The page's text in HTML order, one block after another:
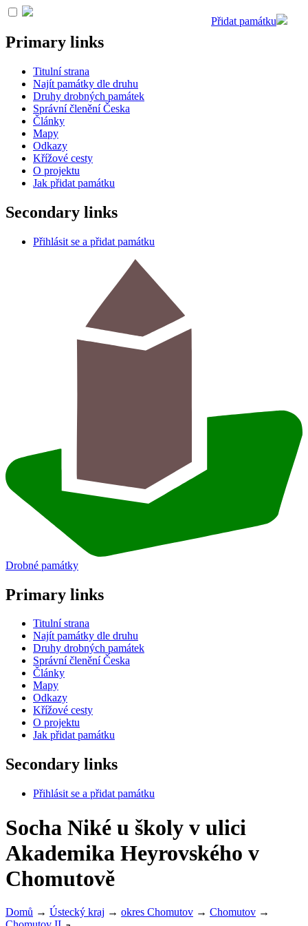
Primary links
Titulní strana
Najít památky dle druhu
Druhy drobných památek
Správní členění Česka
Články
Mapy
Odkazy
Křížové cesty
O projektu
Jak přidat památku
Secondary links
Přihlásit se a přidat památku
Přidat památku
Drobné památky
Primary links
Titulní strana
Najít památky dle druhu
Druhy drobných památek
Správní členění Česka
Články
Mapy
Odkazy
Křížové cesty
O projektu
Jak přidat památku
Secondary links
Přihlásit se a přidat památku
Socha Niké u školy v ulici
Akademika Heyrovského v
Chomutově
Domů → Ústecký kraj → okres Chomutov → Chomutov →